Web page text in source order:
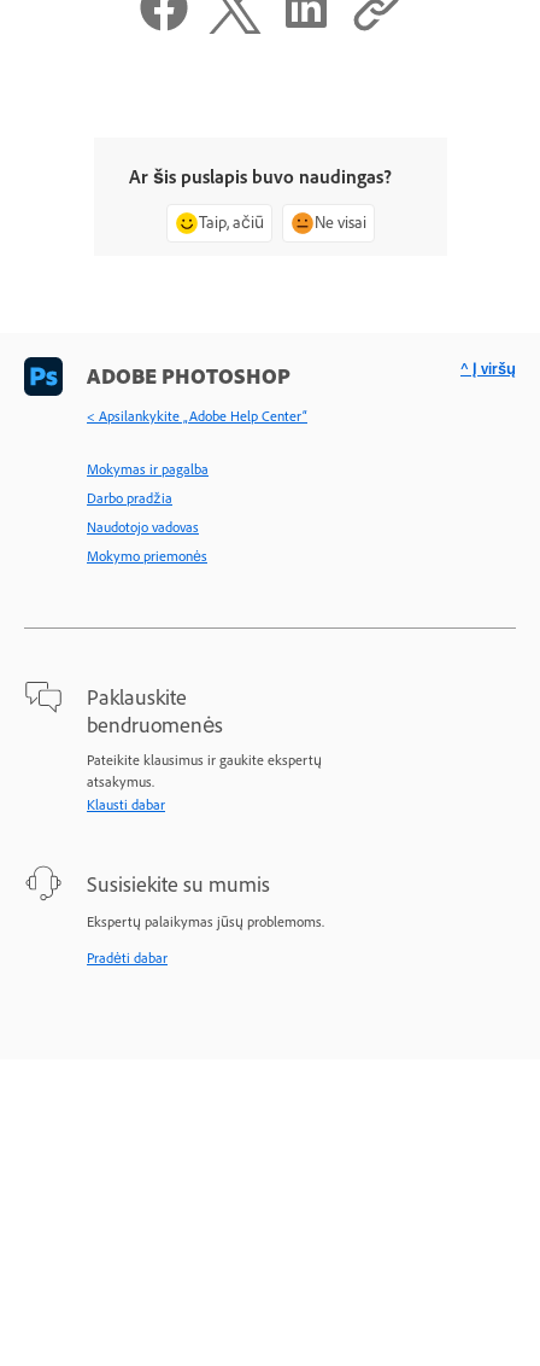
Ar šis puslapis buvo naudingas?
Taip, ačiū Ne visai
ADOBE PHOTOSHOP
< Apsilankykite „Adobe Help Center“
Mokymas ir pagalba
Darbo pradžia
Naudotojo vadovas
Mokymo priemonės
Paklauskite
bendruomenės
Pateikite klausimus ir gaukite ekspertų
atsakymus.
Klausti dabar
Susisiekite su mumis
Ekspertų palaikymas jūsų problemoms.
Pradėti dabar
^ Į viršų